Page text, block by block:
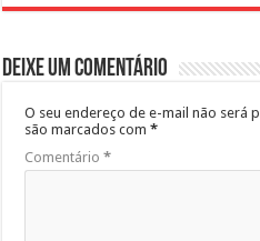
Deixe um comentário
O seu endereço de e-mail não será
são marcados com*
Comentário*